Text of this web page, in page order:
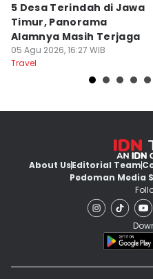
5 Desa Terindah di Jawa
Timur, Panorama
Alamnya Masih Terjaga
05 Agu 2026, 16:27 WIB
Travel
About UsEditorial Team
Pedoman Media